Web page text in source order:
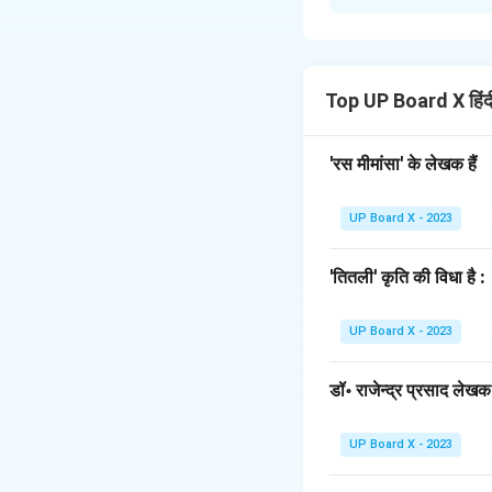
अपना आदर्श मानते थे।
वाले हैं। यह सुनकर
उनका हृदय यह मानने
और प्रताप के सोए हुए
उस पत्र में वे पूछते हैं
जब यह पत्र महाराणा
वे पृथ्वीराज को उत्तर
Top UP Board X
'रस मीमांसा' के लेखक हैं
UP Board X - 2023
'तितली' कृति की विधा है :
UP Board X - 2023
डॉ॰ राजेन्द्र प्रसाद
UP Board X - 2023